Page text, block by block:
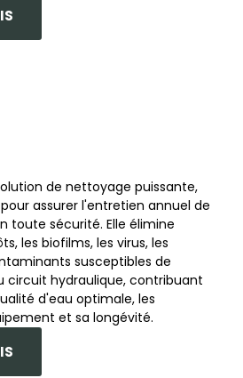
de nettoyage puissante,
assurer l'entretien annuel de
toute sécurité. Elle élimine
les biofilms, les virus, les
susceptibles de
circuit hydraulique, contribuant
d'eau optimale, les
et sa longévité.